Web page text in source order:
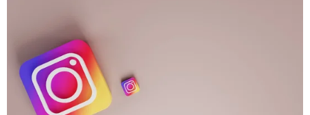
o
k
e
r
e
s
t
m